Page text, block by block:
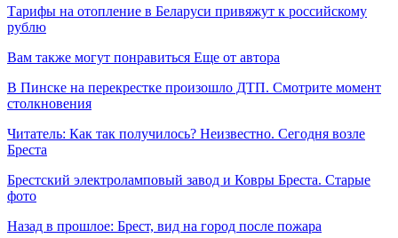
Тарифы на отопление в Беларуси привяжут к российскому
рублю
Вам также могут понравиться Еще от автора
В Пинске на перекрестке произошло ДТП. Смотрите момент
столкновения
Читатель: Как так получилось? Неизвестно. Сегодня возле
Бреста
Брестский электроламповый завод и Ковры Бреста. Старые
фото
Назад в прошлое: Брест, вид на город после пожара